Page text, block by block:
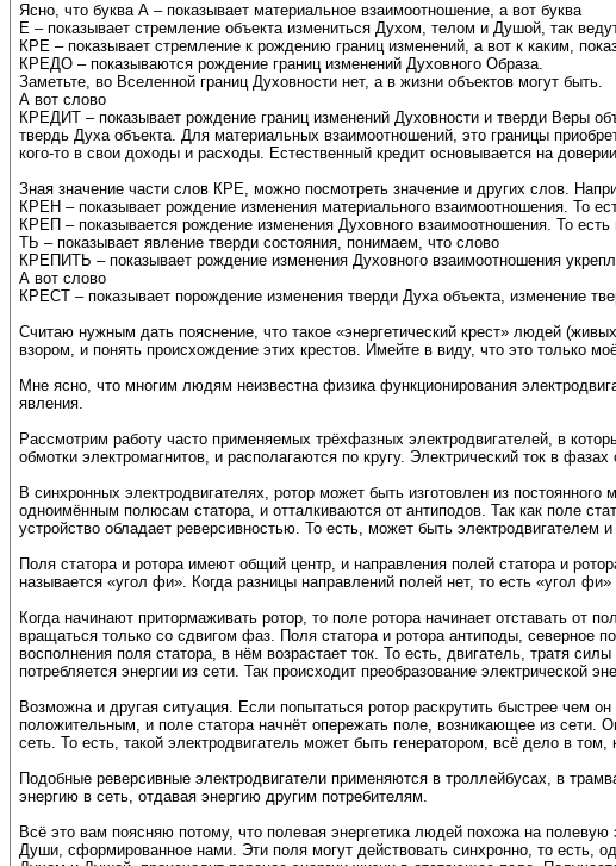
Ясно, что буква А – показывает материальное взаимоотношение, а вот буква
Е – показывает стремление объекта измениться Духом, телом и Душой, так
КРЕ – показывает стремление к рождению границ изменений, а вот к каким,
КРЕДО – показываются рождение границ изменений Духовного Образа.
Заметьте, во Вселенной границ Духовности нет, а в жизни объектов могут быть.
А вот слово
КРЕДИТ – показывает рождение границ изменений Духовности и тверди Веры
твердь Духа объекта. Для материальных взаимоотношений, это границы
кого-то в свои доходы и расходы. Естественный кредит основывается на
Зная значение части слов КРЕ, можно посмотреть значение и других слов.
КРЕН – показывает рождение изменения материального взаимоотношения. То
КРЕП – показывается рождение изменения Духовного взаимоотношения. То
ТЬ – показывает явление тверди состояния, понимаем, что слово
КРЕПИТЬ – показывает рождение изменения Духовного взаимоотношения
А вот слово
КРЕСТ – показывает порождение изменения тверди Духа объекта, изменение
Считаю нужным дать пояснение, что такое «энергетический крест» людей
взором, и понять происхождение этих крестов. Имейте в виду, что это только
Мне ясно, что многим людям неизвестна физика функционирования
явления.
Рассмотрим работу часто применяемых трёхфазных электродвигателей, в
обмотки электромагнитов, и располагаются по кругу. Электрический ток в
В синхронных электродвигателях, ротор может быть изготовлен из
одноимённым полюсам статора, и отталкиваются от антиподов. Так как поле
устройство обладает реверсивностью. То есть, может быть электродвигателем
Поля статора и ротора имеют общий центр, и направления полей статора и
называется «угол фи». Когда разницы направлений полей нет, то есть «угол
Когда начинают притормаживать ротор, то поле ротора начинает отставать
вращаться только со сдвигом фаз. Поля статора и ротора антиподы, северное
восполнения поля статора, в нём возрастает ток. То есть, двигатель, тратя
потребляется энергии из сети. Так происходит преобразование электрической
Возможна и другая ситуация. Если попытаться ротор раскрутить быстрее чем
положительным, и поле статора начнёт опережать поле, возникающее из сети.
сеть. То есть, такой электродвигатель может быть генератором, всё дело в том,
Подобные реверсивные электродвигатели применяются в троллейбусах, в
энергию в сеть, отдавая энергию другим потребителям.
Всё это вам поясняю потому, что полевая энергетика людей похожа на
Души, сформированное нами. Эти поля могут действовать синхронно, то